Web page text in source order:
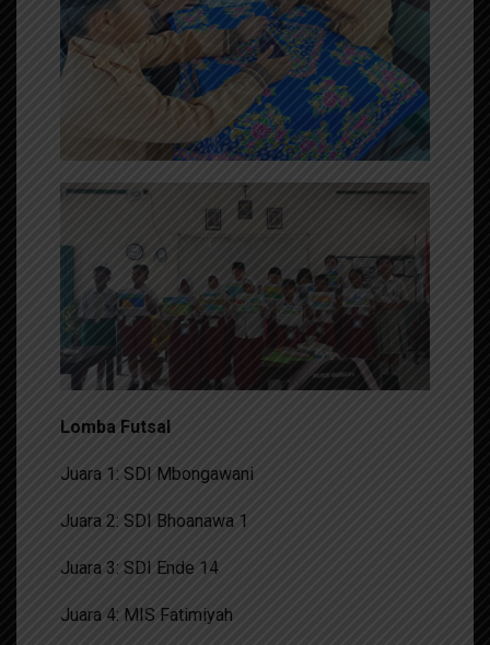
Lomba Futsal
Juara 1: SDI Mbongawani
Juara 2: SDI Bhoanawa 1
Juara 3: SDI Ende 14
Juara 4: MIS Fatimiyah